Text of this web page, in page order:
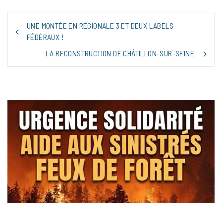
NAVIGATION
DE
L’ARTICLE
UNE MONTÉE EN RÉGIONALE 3 ET DEUX LABELS
FÉDÉRAUX !
LA RECONSTRUCTION DE CHÂTILLON-SUR-SEINE